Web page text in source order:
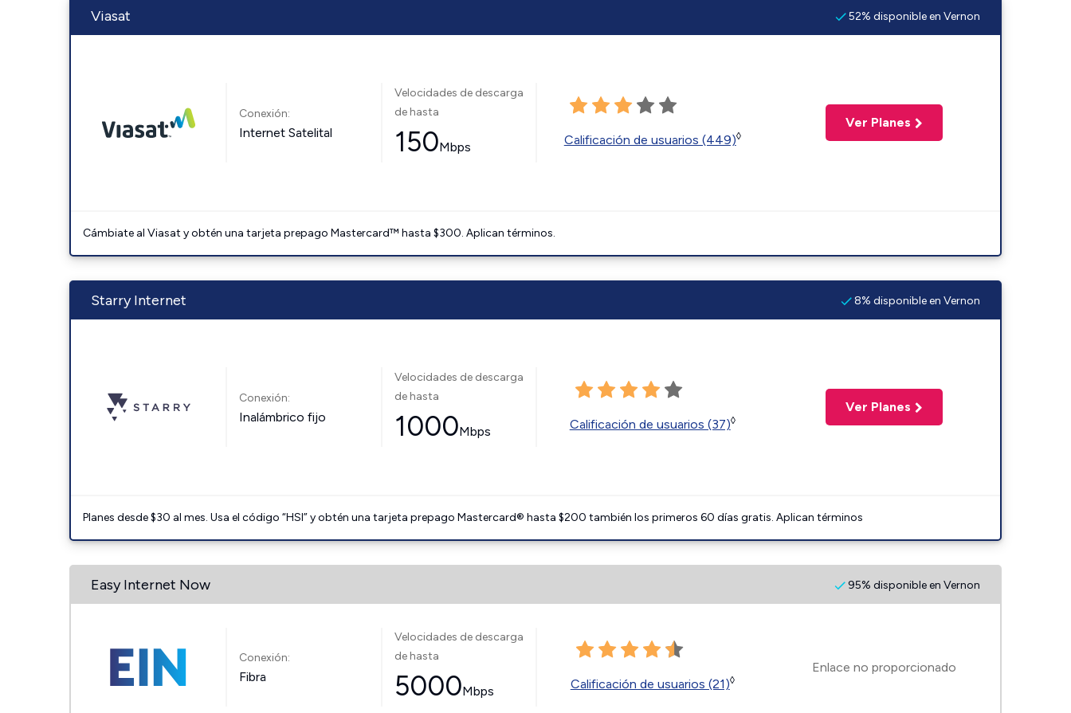
Viasat 52% disponible en Vernon
Conexión:
Internet Satelital
Velocidades de descarga
de hasta
150Mbps Calificación de usuarios (449)◊
Ver Planes
Cámbiate al Viasat y obtén una tarjeta prepago Mastercard™ hasta $300. Aplican términos.
Starry Internet 8% disponible en Vernon
Conexión:
Inalámbrico fijo
Velocidades de descarga
de hasta
1000Mbps Calificación de usuarios (37)◊
Ver Planes
Planes desde $30 al mes. Usa el código “HSI” y obtén una tarjeta prepago Mastercard® hasta $200 también los primeros 60 días gratis. Aplican términos
Easy Internet Now 95% disponible en Vernon
Conexión:
Fibra
Velocidades de descarga
de hasta
5000Mbps Calificación de usuarios (21)◊
Enlace no proporcionado